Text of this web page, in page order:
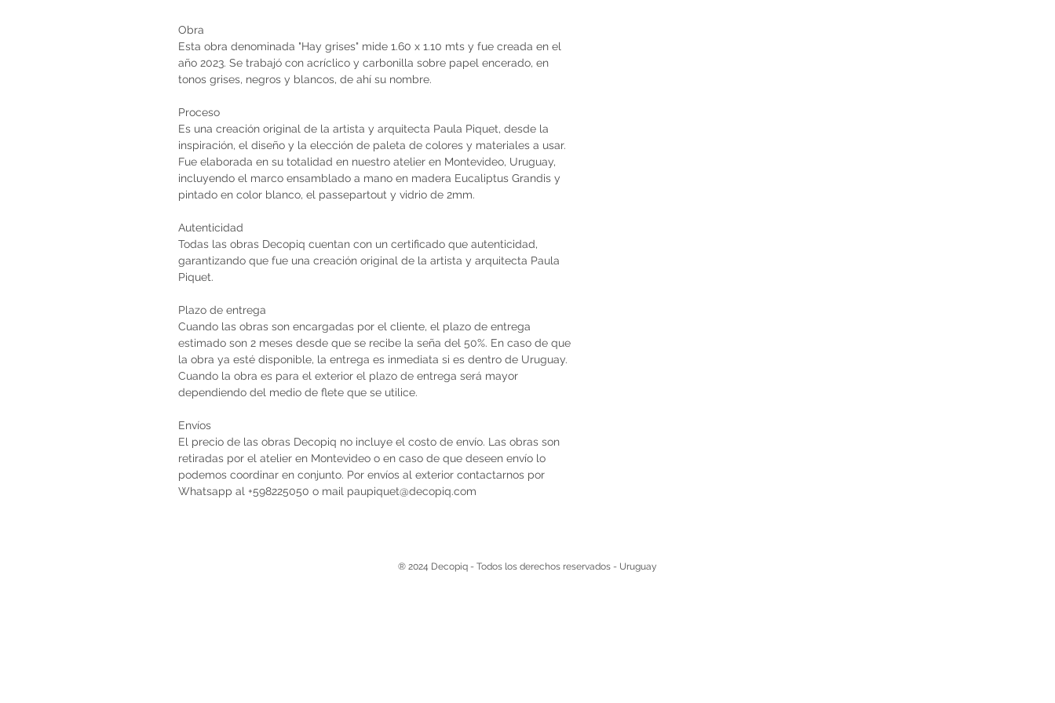
Obra
Esta obra denominada "Hay grises" mide 1.60 x 1.10 mts y fue creada en el
año 2023. Se trabajó con acríclico y carbonilla sobre papel encerado, en
tonos grises, negros y blancos, de ahí su nombre.
Proceso
Es una creación original de la artista y arquitecta Paula Piquet, desde la
inspiración, el diseño y la elección de paleta de colores y materiales a usar.
Fue elaborada en su totalidad en nuestro atelier en Montevideo, Uruguay,
incluyendo el marco ensamblado a mano en madera Eucaliptus Grandis y
pintado en color blanco, el passepartout y vidrio de 2mm.
Autenticidad
Todas las obras Decopiq cuentan con un certificado que autenticidad,
garantizando que fue una creación original de la artista y arquitecta Paula
Piquet.
Plazo de entrega
Cuando las obras son encargadas por el cliente, el plazo de entrega
estimado son 2 meses desde que se recibe la seña del 50%. En caso de que
la obra ya esté disponible, la entrega es inmediata si es dentro de Uruguay.
Cuando la obra es para el exterior el plazo de entrega será mayor
dependiendo del medio de flete que se utilice.
Envíos
El precio de las obras Decopiq no incluye el costo de envío. Las obras son
retiradas por el atelier en Montevideo o en caso de que deseen envío lo
podemos coordinar en conjunto. Por envíos al exterior contactarnos por
Whatsapp al +598225050 o mail paupiquet@decopiq.com
® 2024 Decopiq - Todos los derechos reservados - Uruguay